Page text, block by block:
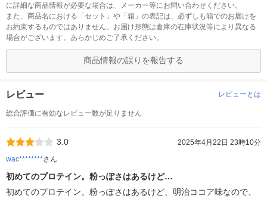
に詳細な商品情報が必要な場合は、メーカー等にお問い合わせください。
また、商品名における「セット」や「箱」の表記は、必ずしも箱でのお届けを
お約束するものではありません。お届け形態は倉庫の在庫状況等により異なる
場合がございます。あらかじめご了承ください。
商品情報の誤りを報告する
レビュー レビューとは
総合評価に有効なレビュー数が足りません
3.0
2025年4月22日 23時10分
wac********さん
初めてのプロテイン。粉っぽさはあるけど…
初めてのプロテイン。粉っぽさはあるけど、明治ココア味なので、